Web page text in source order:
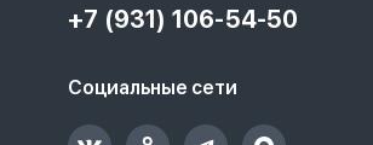
+7 (931) 106-54-50
Социальные сети